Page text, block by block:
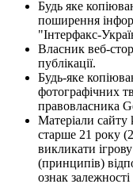
Будь яке
поширення
"Інтерфакс-
Власник веб-
публікації.
Будь-яке
фотографічних
правовласника
Матеріали сайту
старше 21 року
викликати
(принципів)
ознак залежності